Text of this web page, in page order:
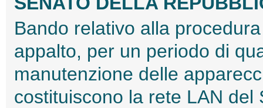
Bando relativo alla
appalto, per un periodo di
manutenzione delle
costituiscono la rete LAN